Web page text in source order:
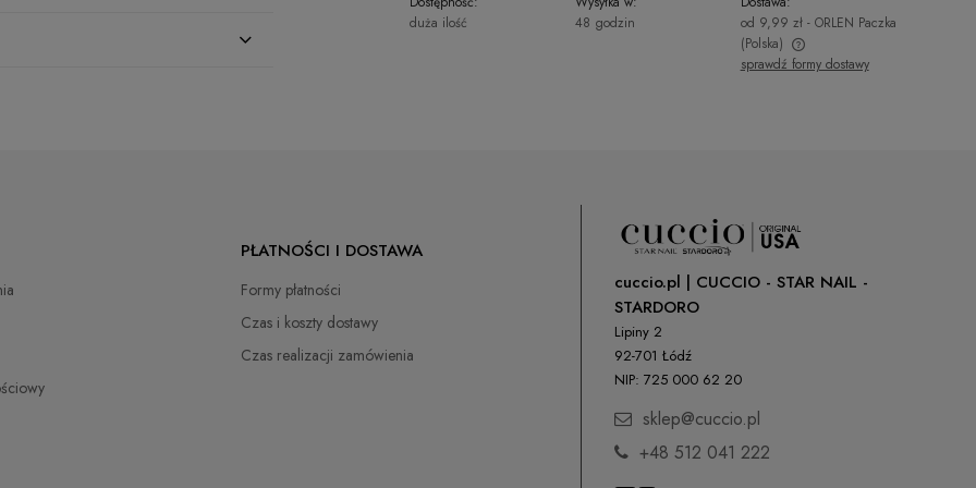
duża ilość
48 godzin
od 9,99 zł - ORLEN Paczka
(Polska)
sprawdź formy dostawy
PŁATNOŚCI I DOSTAWA
Formy płatności
Czas i koszty dostawy
Czas realizacji zamówienia
cuccio.pl | CUCCIO - STAR NAIL -
STARDORO
Lipiny 2
92-701 Łódź
NIP: 725 000 62 20
sklep@cuccio.pl
+48 512 041 222